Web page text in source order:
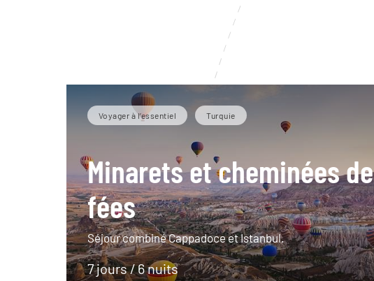
Voyager à l’essentiel Turquie
Minarets et cheminées de
fées
Séjour combiné Cappadoce et Istanbul.
7 jours / 6 nuits